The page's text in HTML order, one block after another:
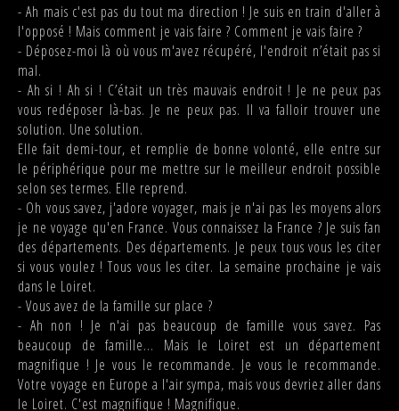
- Ah mais c'est pas du tout ma direction ! Je suis en train d'aller à
l'opposé ! Mais comment je vais faire ? Comment je vais faire ?
- Déposez-moi là où vous m'avez récupéré, l'endroit n’était pas si
mal.
- Ah si ! Ah si ! C’était un très mauvais endroit ! Je ne peux pas
vous redéposer là-bas. Je ne peux pas. Il va falloir trouver une
solution. Une solution.
Elle fait demi-tour, et remplie de bonne volonté, elle entre sur
le périphérique pour me mettre sur le meilleur endroit possible
selon ses termes. Elle reprend.
- Oh vous savez, j'adore voyager, mais je n'ai pas les moyens alors
je ne voyage qu'en France. Vous connaissez la France ? Je suis fan
des départements. Des départements. Je peux tous vous les citer
si vous voulez ! Tous vous les citer. La semaine prochaine je vais
dans le Loiret.
- Vous avez de la famille sur place ?
- Ah non ! Je n'ai pas beaucoup de famille vous savez. Pas
beaucoup de famille... Mais le Loiret est un département
magnifique ! Je vous le recommande. Je vous le recommande.
Votre voyage en Europe a l'air sympa, mais vous devriez aller dans
le Loiret. C'est magnifique ! Magnifique.